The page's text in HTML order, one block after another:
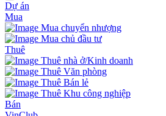
Dự án
Mua
Mua chuyển nhượng
Mua chủ đầu tư
Thuê
Thuê nhà ở/Kinh doanh
Thuê Văn phòng
Thuê Bán lẻ
Thuê Khu công nghiệp
Bán